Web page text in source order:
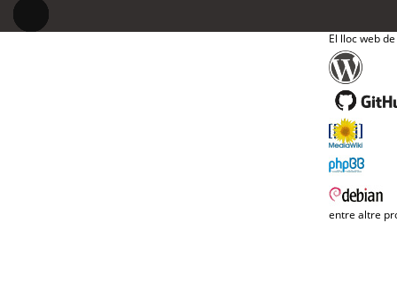
El lloc web
entre altre